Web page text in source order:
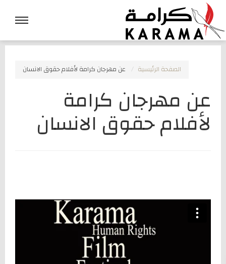
الصفحة الرئيسية عن مهرجان كرامة لأفلام حقوق الانسان
عن مهرجان كرامة
لأفلام حقوق الانسان